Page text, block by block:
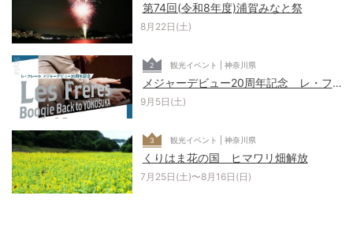
第74回(令和8年度)浦賀みなと祭
8月22日(土)
2 観光イベント | 神奈川県
メジャーデビュー20周年記念 レ・フレ
ール Boogie Back to YOKOSUKA
9月5日(土)
3 観光イベント | 神奈川県
くりはま花の国 ヒマワリ畑解放
7月25日(土)〜8月16日(日)